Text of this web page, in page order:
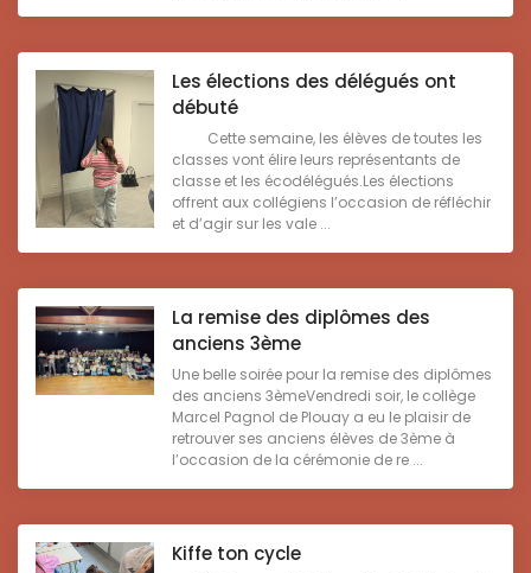
Les élections des délégués ont
débuté
Cette semaine, les élèves de toutes les
classes vont élire leurs représentants de
classe et les écodélégués.Les élections
offrent aux collégiens l’occasion de réfléchir
et d’agir sur les vale ...
La remise des diplômes des
anciens 3ème
Une belle soirée pour la remise des diplômes
des anciens 3èmeVendredi soir, le collège
Marcel Pagnol de Plouay a eu le plaisir de
retrouver ses anciens élèves de 3ème à
l’occasion de la cérémonie de re ...
Kiffe ton cycle